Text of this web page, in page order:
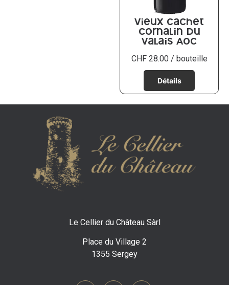
Vieux Cachet
Cornalin du
Valais AOC
CHF28.00 / bouteille
Le Cellier du Château Sàrl
Place du Village 2
1355 Sergey